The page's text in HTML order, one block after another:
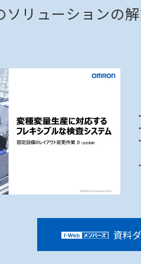
ソリューションの
資料